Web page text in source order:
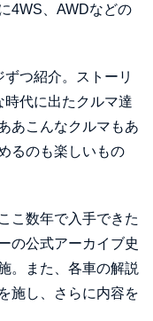
4WS、AWDなどの
つ紹介。ストーリ
代に出たクルマ達
あこんなクルマもあ
るのも楽しいもの
こ数年で入手できた
の公式アーカイブ史
。また、各車の解説
施し、さらに内容を